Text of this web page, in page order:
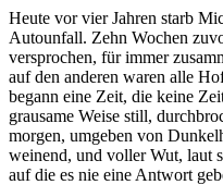
Heute vor vier Jahren starb
Autounfall. Zehn Wochen
versprochen, für immer
auf den anderen waren alle
begann eine Zeit, die keine
grausame Weise still,
morgen, umgeben von
weinend, und voller Wut, laut
auf die es nie eine Antwort